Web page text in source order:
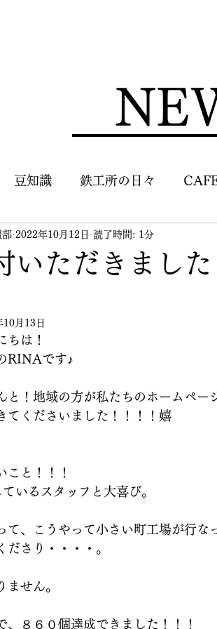
豆知識 鉄工所の日々
せ
いただきまし
部 2022年10月12日 読了時間: 1分
10月13日
ちは！
RINAです♪
と！地域の方が私たちのホームペー
てくださいました！！！！嬉
こと！！！
いるスタッフと大喜び。
て、こうやって小さい町工場が行
ださり・・・・。
ません。
、８６０個達成できました！！！